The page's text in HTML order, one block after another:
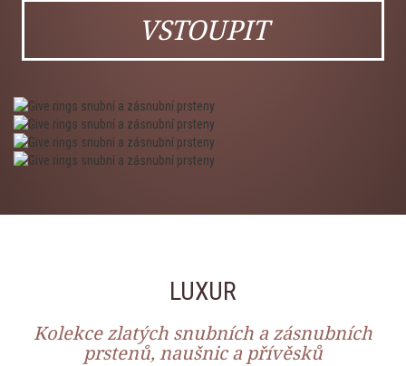
VSTOUPIT
LUXUR
Kolekce zlatých snubních a zásnubních
prstenů, naušnic a přívěsků